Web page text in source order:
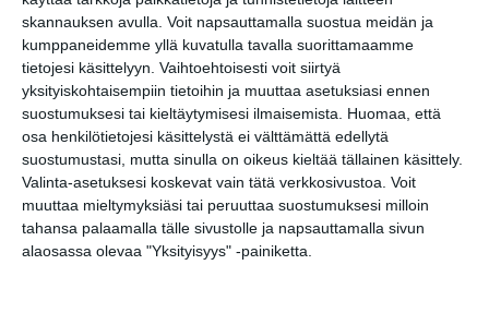
skannauksen avulla. Voit napsauttamalla suostua meidän ja
kumppaneidemme yllä kuvatulla tavalla suorittamaamme
tietojesi käsittelyyn. Vaihtoehtoisesti voit siirtyä
yksityiskohtaisempiin tietoihin ja muuttaa asetuksiasi ennen
suostumuksesi tai kieltäytymisesi ilmaisemista.
Huomaa, että
osa henkilötietojesi käsittelystä ei välttämättä edellytä
suostumustasi, mutta sinulla on oikeus kieltää tällainen käsittely.
Valinta-asetuksesi koskevat vain tätä verkkosivustoa. Voit
muuttaa mieltymyksiäsi tai peruuttaa suostumuksesi milloin
tahansa palaamalla tälle sivustolle ja napsauttamalla sivun
alaosassa olevaa "Yksityisyys" -painiketta.
Kino Tapiola Stand Up:
Vilja, Maskonen,
Amokrane, Sarvas,
Linna (Stand-up /
Improvisaatio)
Paikka:Kino Tapiola
Tuleva ajankohta:
ti 6.10.2026 klo 18:30| Hinta: 29.50
ELOKUVA
ILMAISPÄIVÄT
LOUNAS